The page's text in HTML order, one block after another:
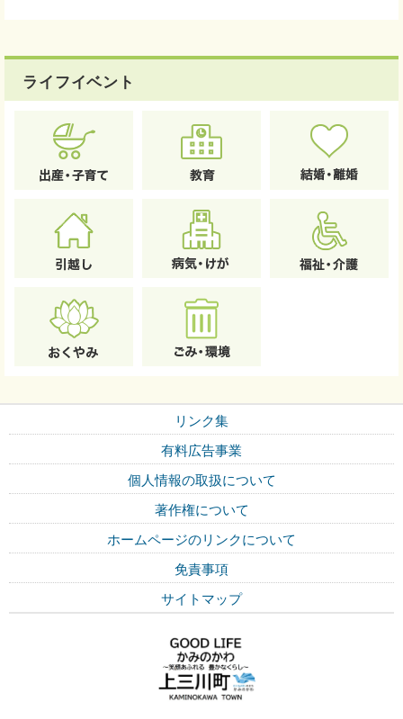
ライフイベント
リンク集
有料広告事業
個人情報の取扱について
著作権について
ホームページのリンクについて
免責事項
サイトマップ